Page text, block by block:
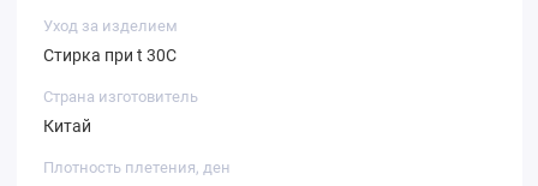
Уход за изделием
Стирка при t 30С
Страна изготовитель
Китай
Плотность плетения, ден